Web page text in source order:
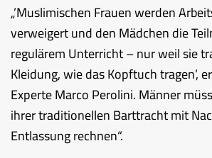
„’Muslimischen Frauen werden
verweigert und den Mädchen die
regulärem Unterricht – nur weil sie
Kleidung, wie das Kopftuch tragen’,
Experte Marco Perolini. Männer
ihrer traditionellen Barttracht mit
Entlassung rechnen“.